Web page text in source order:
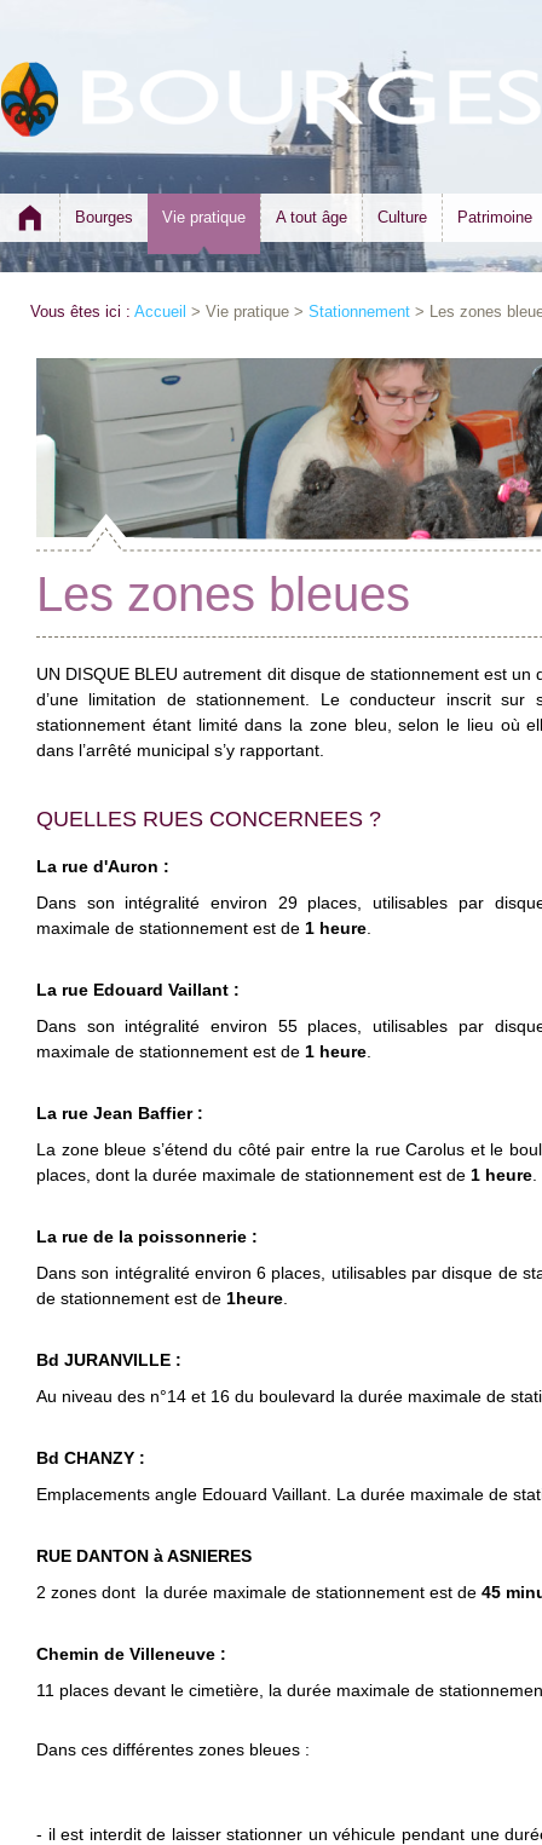
Bourges Vie pratique A tout âge Culture Patrimoine
Vous êtes ici : Accueil > Vie pratique > Stationnement > Les zones
Les zones bleues
UN DISQUE BLEU autrement dit disque de stationnement est
d’une limitation de stationnement. Le conducteur inscrit sur
stationnement étant limité dans la zone bleu, selon le lieu où
dans l’arrêté municipal s’y rapportant.
QUELLES RUES CONCERNEES ?
La rue d'Auron :
Dans son intégralité environ 29 places, utilisables par
maximale de stationnement est de 1 heure
La rue Edouard Vaillant :
Dans son intégralité environ 55 places, utilisables par
maximale de stationnement est de 1 heure
La rue Jean Baffier :
La zone bleue s’étend du côté pair entre la rue Carolus et le
places, dont la durée maximale de stationnement est de 1 heure
La rue de la poissonnerie :
Dans son intégralité environ 6 places, utilisables par disque de
de stationnement est de 1heure
Bd JURANVILLE :
Au niveau des n°14 et 16 du boulevard la durée maximale de
Bd CHANZY :
Emplacements angle Edouard Vaillant. La durée maximale de
RUE DANTON à ASNIERES
2 zones dont la durée maximale de stationnement est de 45
Chemin de Villeneuve :
11 places devant le cimetière, la durée maximale de
Dans ces différentes zones bleues :
- il est interdit de laisser stationner un véhicule pendant une